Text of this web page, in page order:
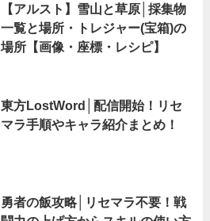
【アルスト】雪山と草原│採集物
一覧と場所・トレジャー(宝箱)の
場所【画像・座標・レシピ】
東方LostWord│配信開始！リセ
マラ手順やキャラ紹介まとめ！
勇者の飯攻略│リセマラ不要！戦